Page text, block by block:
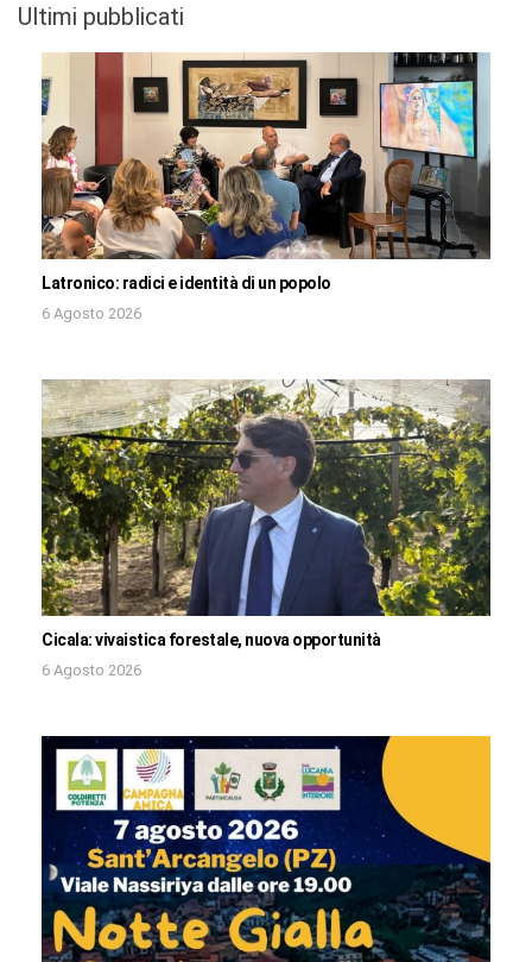
Ultimi pubblicati
Latronico: radici e identità di un popolo
6 Agosto 2026
Cicala: vivaistica forestale, nuova opportunità
6 Agosto 2026